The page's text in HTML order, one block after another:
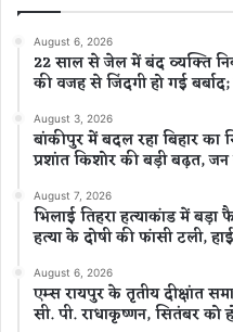
August 6, 2026
22 साल से जेल में बंद व्यक्ति
की वजह से जिंदगी हो गई बर्बाद;
August 3, 2026
बांकीपुर में बदल रहा बिहार
प्रशांत किशोर की बड़ी बढ़त,
August 7, 2026
भिलाई तिहरा हत्याकांड में
हत्या के दोषी की फांसी टली,
August 6, 2026
एम्स रायपुर के तृतीय दीक्षांत
सी. पी. राधाकृष्णन, सितंबर को